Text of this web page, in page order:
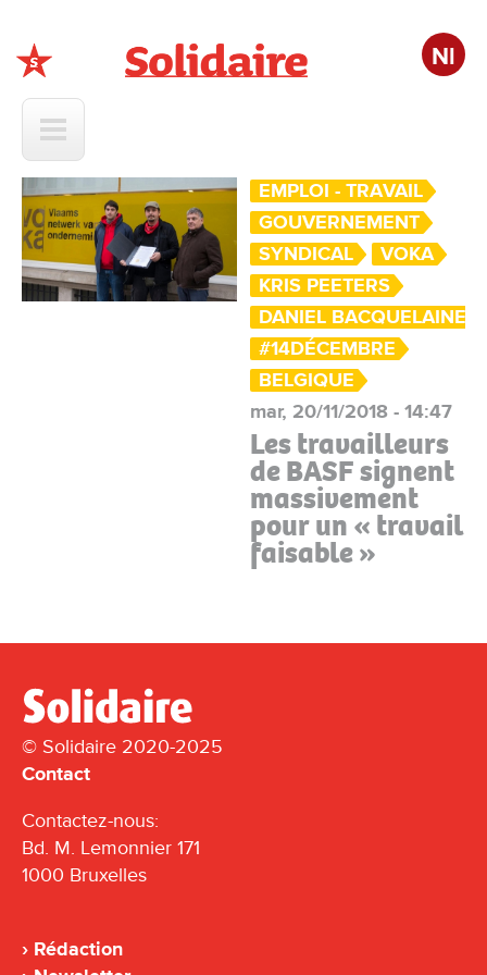
Nl
EMPLOI - TRAVAIL
GOUVERNEMENT
SYNDICAL
VOKA
KRIS PEETERS
DANIEL BACQUELAINE
#14DÉCEMBRE
BELGIQUE
mar, 20/11/2018 - 14:47
Les travailleurs
de BASF signent
massivement
pour un « travail
faisable »
© Solidaire 2020-2025
Contact
Contactez-nous:
Bd. M. Lemonnier 171
1000 Bruxelles
Rédaction